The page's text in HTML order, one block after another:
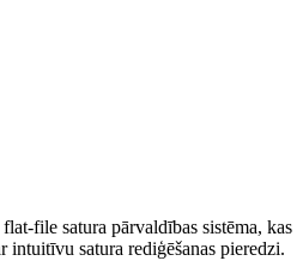
file satura pārvaldības sistēma, kas
intuitīvu satura rediģēšanas pieredzi.